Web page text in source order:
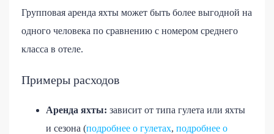
Групповая аренда яхты может быть более выгодной на
одного человека по сравнению с номером среднего
класса в отеле.
Примеры расходов
Аренда яхты: зависит от типа гулета или яхты
и сезона (подробнее о гулетах, подробнее о